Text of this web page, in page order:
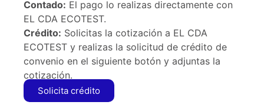
Contado: El pago lo realizas directamente con
EL CDA ECOTEST.
Crédito: Solicitas la cotización a EL CDA
ECOTEST y realizas la solicitud de crédito de
convenio en el siguiente botón y adjuntas la
cotización.
Solicita crédito